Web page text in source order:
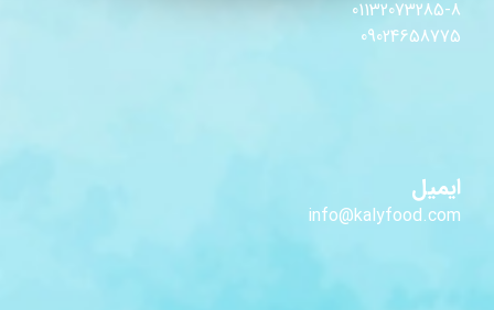
01132073285-8
09024658775
ایمیل
info@kalyfood.com